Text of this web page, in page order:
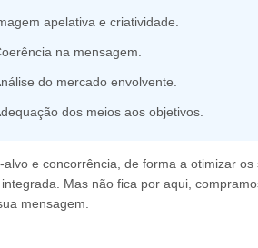
apelativa e criatividade.
na mensagem.
do mercado envolvente.
dos meios aos objetivos.
e concorrência, de forma a otimizar
Mas não fica por aqui,
mensagem.